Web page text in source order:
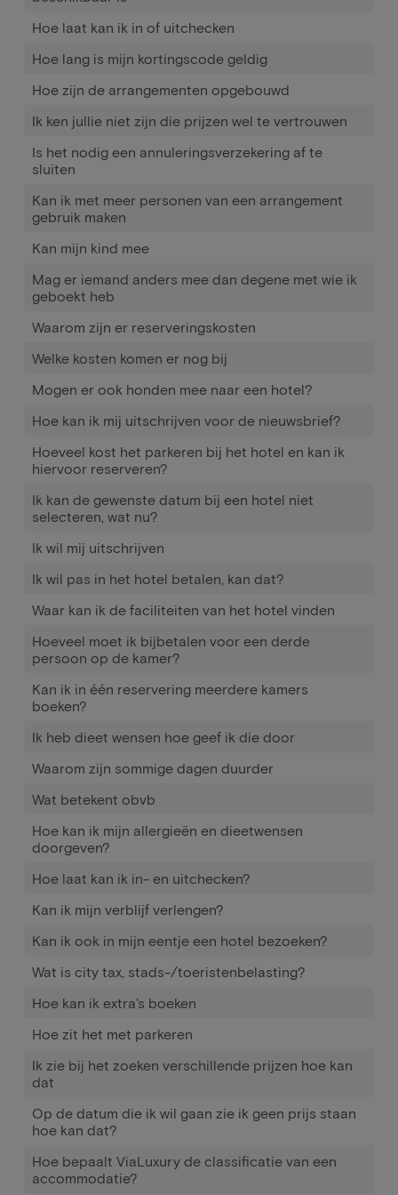
Hoe laat kan ik in of uitchecken
Hoe lang is mijn kortingscode geldig
Hoe zijn de arrangementen opgebouwd
Ik ken jullie niet zijn die prijzen wel te vertrouwen
Is het nodig een annuleringsverzekering af te
sluiten
Kan ik met meer personen van een arrangement
gebruik maken
Kan mijn kind mee
Mag er iemand anders mee dan degene met wie ik
geboekt heb
Waarom zijn er reserveringskosten
Welke kosten komen er nog bij
Mogen er ook honden mee naar een hotel?
Hoe kan ik mij uitschrijven voor de nieuwsbrief?
Hoeveel kost het parkeren bij het hotel en kan ik
hiervoor reserveren?
Ik kan de gewenste datum bij een hotel niet
selecteren, wat nu?
Ik wil mij uitschrijven
Ik wil pas in het hotel betalen, kan dat?
Waar kan ik de faciliteiten van het hotel vinden
Hoeveel moet ik bijbetalen voor een derde
persoon op de kamer?
Kan ik in één reservering meerdere kamers
boeken?
Ik heb dieet wensen hoe geef ik die door
Waarom zijn sommige dagen duurder
Wat betekent obvb
Hoe kan ik mijn allergieën en dieetwensen
doorgeven?
Hoe laat kan ik in- en uitchecken?
Kan ik mijn verblijf verlengen?
Kan ik ook in mijn eentje een hotel bezoeken?
Wat is city tax, stads-/toeristenbelasting?
Hoe kan ik extra's boeken
Hoe zit het met parkeren
Ik zie bij het zoeken verschillende prijzen hoe kan
dat
Op de datum die ik wil gaan zie ik geen prijs staan
hoe kan dat?
Hoe bepaalt ViaLuxury de classificatie van een
accommodatie?